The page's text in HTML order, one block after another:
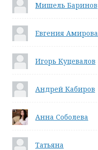
Мишель Баринов
Евгения Амирова
Игорь Куцевалов
Андрей Кабиров
Анна Соболева
Татьяна